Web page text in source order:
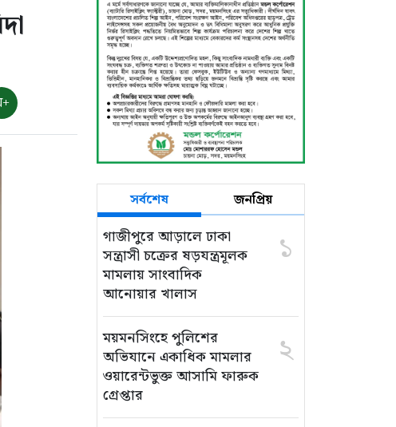
সর্বশেষ জনপ্রিয়
গাজীপুরে আড়ালে ঢাকা
সন্ত্রাসী চক্রের ষড়যন্ত্রমূলক
মামলায় সাংবাদিক
আনোয়ার খালাস
১
ময়মনসিংহে পুলিশের
অভিযানে একাধিক মামলার
ওয়ারেন্টভুক্ত আসামি ফারুক
গ্রেপ্তার
২